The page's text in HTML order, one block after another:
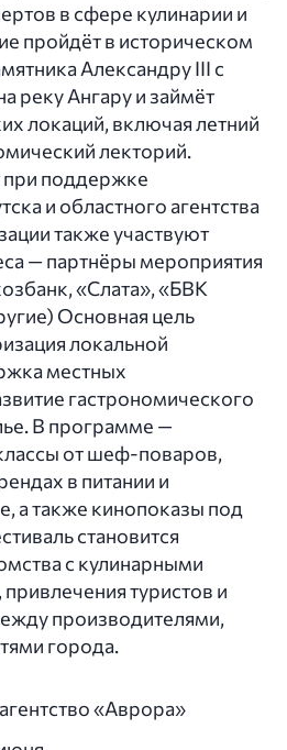
в сфере кулинарии и
пройдёт в историческом
Александру III с
реку Ангару и займёт
локаций, включая летний
лекторий.
при поддержке
и областного агентства
также участвуют
— партнёры мероприятия
«Слата», «БВК
Основная цель
локальной
местных
гастрономического
В программе —
от шеф-поваров,
в питании и
а также кинопоказы под
становится
с кулинарными
туристов и
производителями,
города.
«Аврора»